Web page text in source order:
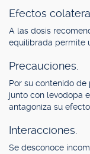
Efectos
A las dosis
equilibrada permite
Precauciones.
Por su contenido de
junto con levodopa
antagoniza su efecto.
Interacciones.
Se desconoce